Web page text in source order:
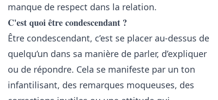
manque de respect dans la relation.
C'est quoi être condescendant ?
Être condescendant, c’est se placer au-dessus de
quelqu’un dans sa manière de parler, d’expliquer
ou de répondre. Cela se manifeste par un ton
infantilisant, des remarques moqueuses, des